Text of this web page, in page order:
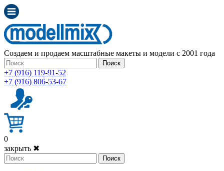
Создаем и продаем масштабные макеты и модели с 2001 года
Поиск
+7 (916) 119-91-52
+7 (916) 806-53-67
0
закрыть ✖
Поиск